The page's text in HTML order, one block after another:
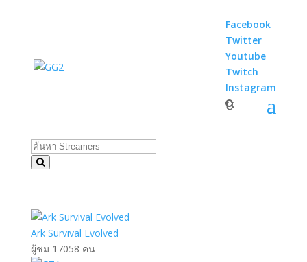
Facebook
Twitter
Youtube
Twitch
Instagram
Ark Survival Evolved
ผู้ชม 17058 คน